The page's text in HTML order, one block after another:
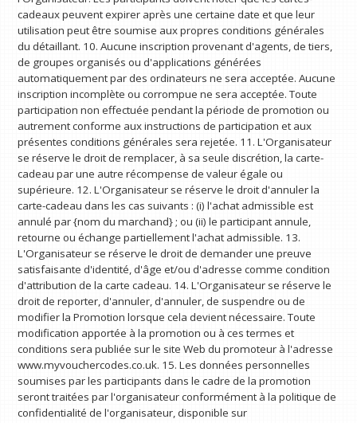
cadeaux peuvent expirer après une certaine date et que leur
utilisation peut être soumise aux propres conditions générales
du détaillant. 10. Aucune inscription provenant d'agents, de tiers,
de groupes organisés ou d'applications générées
automatiquement par des ordinateurs ne sera acceptée. Aucune
inscription incomplète ou corrompue ne sera acceptée. Toute
participation non effectuée pendant la période de promotion ou
autrement conforme aux instructions de participation et aux
présentes conditions générales sera rejetée. 11. L'Organisateur
se réserve le droit de remplacer, à sa seule discrétion, la carte-
cadeau par une autre récompense de valeur égale ou
supérieure. 12. L'Organisateur se réserve le droit d'annuler la
carte-cadeau dans les cas suivants : (i) l'achat admissible est
annulé par {nom du marchand} ; ou (ii) le participant annule,
retourne ou échange partiellement l'achat admissible. 13.
L'Organisateur se réserve le droit de demander une preuve
satisfaisante d'identité, d'âge et/ou d'adresse comme condition
d'attribution de la carte cadeau. 14. L'Organisateur se réserve le
droit de reporter, d'annuler, d'annuler, de suspendre ou de
modifier la Promotion lorsque cela devient nécessaire. Toute
modification apportée à la promotion ou à ces termes et
conditions sera publiée sur le site Web du promoteur à l'adresse
www.myvouchercodes.co.uk. 15. Les données personnelles
soumises par les participants dans le cadre de la promotion
seront traitées par l'organisateur conformément à la politique de
confidentialité de l'organisateur, disponible sur